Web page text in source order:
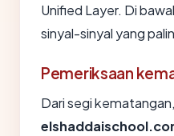
Unified Layer. Di
sinyal-sinyal yang
Pemeriksaan
Dari segi kematangan,